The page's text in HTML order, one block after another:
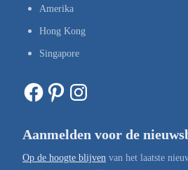
Amerika
Hong Kong
Singapore
Facebook Pinterest Instagram
Aanmelden voor de
Op de hoogte blijven van het laatste